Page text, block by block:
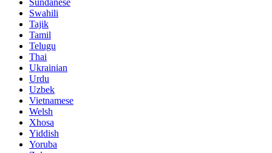
Swahili
Tajik
Tamil
Telugu
Thai
Ukrainian
Urdu
Uzbek
Vietnamese
Welsh
Xhosa
Yiddish
Yoruba